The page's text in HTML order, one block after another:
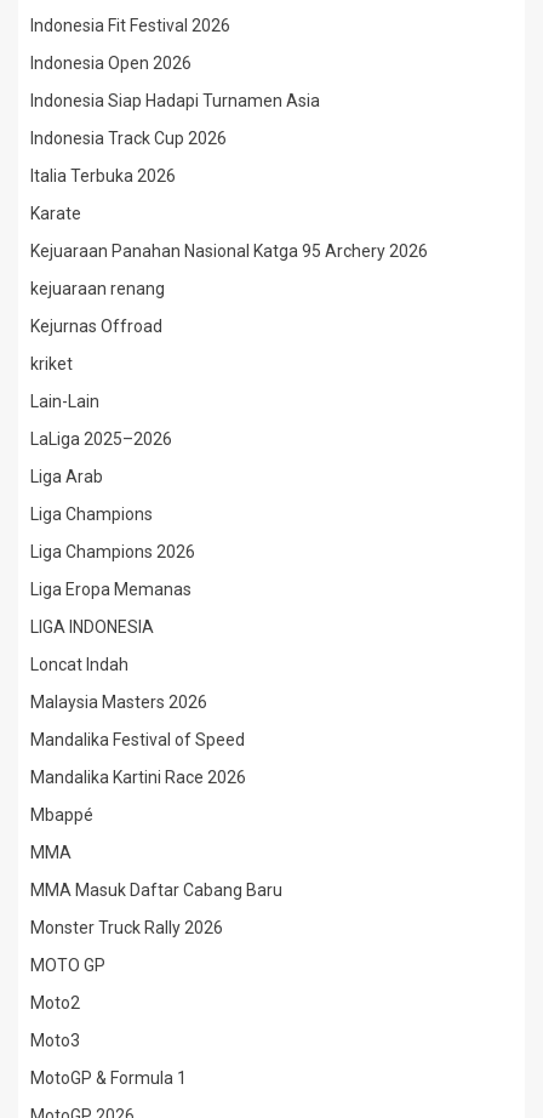
Indonesia Fit Festival 2026
Indonesia Open 2026
Indonesia Siap Hadapi Turnamen Asia
Indonesia Track Cup 2026
Italia Terbuka 2026
Karate
Kejuaraan Panahan Nasional Katga 95 Archery 2026
kejuaraan renang
Kejurnas Offroad
kriket
Lain-Lain
LaLiga 2025–2026
Liga Arab
Liga Champions
Liga Champions 2026
Liga Eropa Memanas
LIGA INDONESIA
Loncat Indah
Malaysia Masters 2026
Mandalika Festival of Speed
Mandalika Kartini Race 2026
Mbappé
MMA
MMA Masuk Daftar Cabang Baru
Monster Truck Rally 2026
MOTO GP
Moto2
Moto3
MotoGP & Formula 1